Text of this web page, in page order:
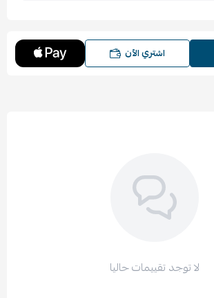
اشتري الآن
لا توجد تقييمات حاليا